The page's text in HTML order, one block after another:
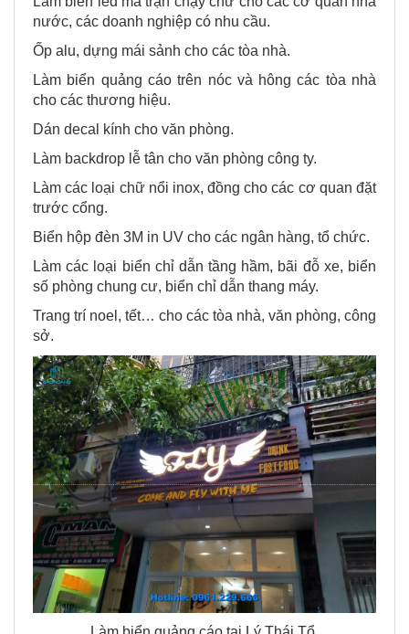
nước, các doanh nghiệp có nhu cầu.
Ốp alu, dựng mái sảnh cho các tòa nhà.
Làm biển quảng cáo trên nóc và hông các tòa nhà
cho các thương hiệu.
Dán decal kính cho văn phòng.
Làm backdrop lễ tân cho văn phòng công ty.
Làm các loại chữ nổi inox, đồng cho các cơ quan đặt
trước cổng.
Biển hộp đèn 3M in UV cho các ngân hàng, tổ chức.
Làm các loại biển chỉ dẫn tầng hầm, bãi đỗ xe, biển
số phòng chung cư, biển chỉ dẫn thang máy.
Trang trí noel, tết… cho các tòa nhà, văn phòng, công
sở.